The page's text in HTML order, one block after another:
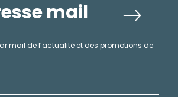
mail de l’actualité et des promotions de